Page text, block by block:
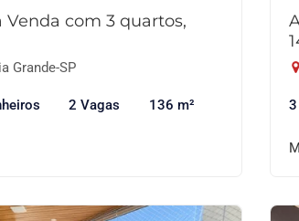
com 3 quartos,
Grande-SP
2 Vagas 136 m²